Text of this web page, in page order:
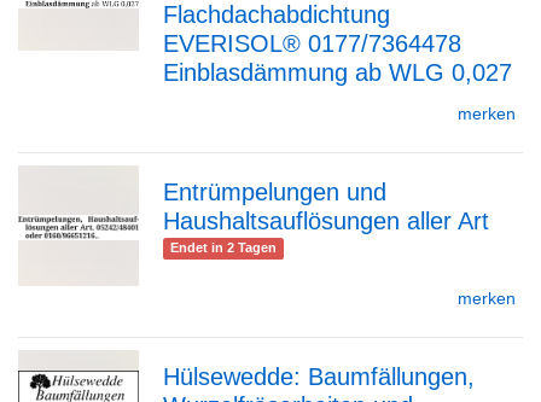
Flachdachabdichtung
EVERISOL® 0177/7364478
Einblasdämmung ab WLG 0,027
merken
zur
Entrümpelungen und
Haushaltsauflösungen aller Art
Endet in 2 Tagen
merken
Hülsewedde: Baumfällungen,